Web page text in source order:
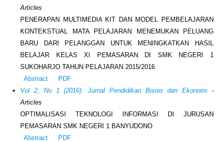
Articles
PENERAPAN MULTIMEDIA KIT DAN MODEL PEMBELAJARAN
KONTEKSTUAL MATA PELAJARAN MENEMUKAN PELUANG
BARU DARI PELANGGAN UNTUK MENINGKATKAN HASIL
BELAJAR KELAS XI PEMASARAN DI SMK NEGERI 1
SUKOHARJO TAHUN PELAJARAN 2015/2016
Abstract
PDF
Vol 2, No 1 (2016): Jurnal Pendidikan Bisnis dan Ekonomi -
Articles
OPTIMALISASI TEKNOLOGI INFORMASI DI JURUSAN
PEMASARAN SMK NEGERI 1 BANYUDONO
Abstract
PDF